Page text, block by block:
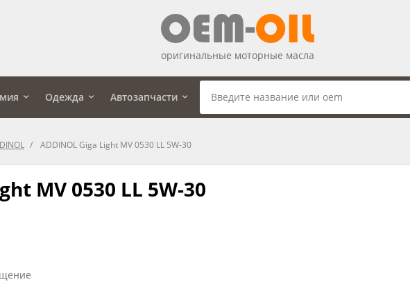
оригинальные моторные масла
Одежда Автозапчасти
ADDINOL Giga Light MV 0530 LL 5W-30
MV 0530 LL 5W-30